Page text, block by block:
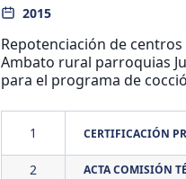
2015
Repotenciación de
Ambato rural parroquias
para el programa de
1 CERTIFICACIÓN
2 ACTA COMISIÓN